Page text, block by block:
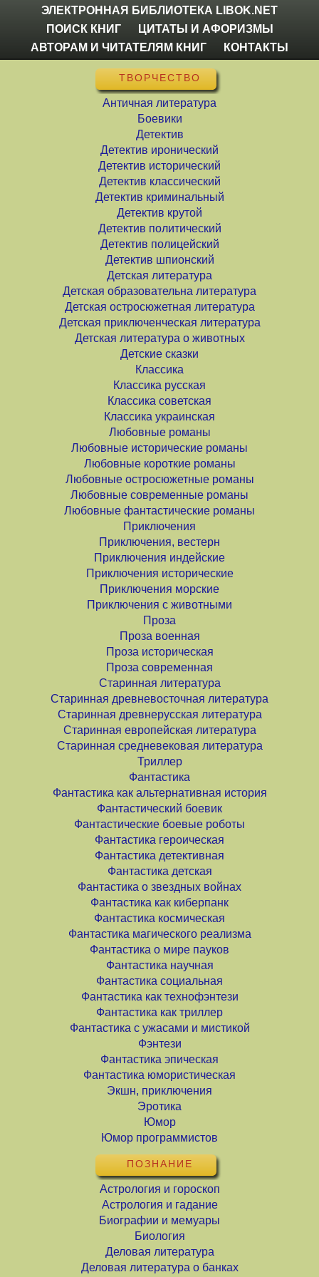
ЭЛЕКТРОННАЯ БИБЛИОТЕКА LIBOK.NET
ПОИСК КНИГ
ЦИТАТЫ И АФОРИЗМЫ
АВТОРАМ И ЧИТАТЕЛЯМ КНИГ
КОНТАКТЫ
ТВОРЧЕСТВО
Античная литература
Боевики
Детектив
Детектив иронический
Детектив исторический
Детектив классический
Детектив криминальный
Детектив крутой
Детектив политический
Детектив полицейский
Детектив шпионский
Детская литература
Детская образовательна литература
Детская остросюжетная литература
Детская приключенческая литература
Детская литература о животных
Детские сказки
Классика
Классика русская
Классика советская
Классика украинская
Любовные романы
Любовные исторические романы
Любовные короткие романы
Любовные остросюжетные романы
Любовные современные романы
Любовные фантастические романы
Приключения
Приключения, вестерн
Приключения индейские
Приключения исторические
Приключения морские
Приключения с животными
Проза
Проза военная
Проза историческая
Проза современная
Старинная литература
Старинная древневосточная литература
Старинная древнерусская литература
Старинная европейская литература
Старинная средневековая литература
Триллер
Фантастика
Фантастика как альтернативная история
Фантастический боевик
Фантастические боевые роботы
Фантастика героическая
Фантастика детективная
Фантастика детская
Фантастика о звездных войнах
Фантастика как киберпанк
Фантастика космическая
Фантастика магического реализма
Фантастика о мире пауков
Фантастика научная
Фантастика социальная
Фантастика как технофэнтези
Фантастика как триллер
Фантастика с ужасами и мистикой
Фэнтези
Фантастика эпическая
Фантастика юмористическая
Экшн, приключения
Эротика
Юмор
Юмор программистов
ПОЗНАНИЕ
Астрология и гороскоп
Астрология и гадание
Биографии и мемуары
Биология
Деловая литература
Деловая литература о банках